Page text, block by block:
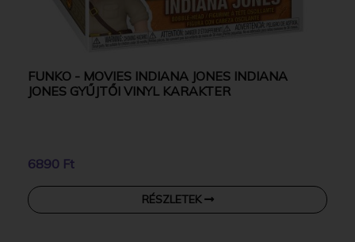
FUNKO - MOVIES INDIANA JONES INDIANA
JONES GYŰJTŐI VINYL KARAKTER
6890 Ft
RÉSZLETEK